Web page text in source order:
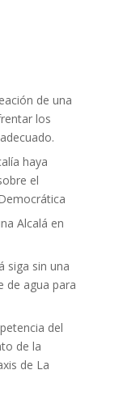
de una
los
haya
el
Alcalá en
siga sin una
de agua para
del
de la
de La